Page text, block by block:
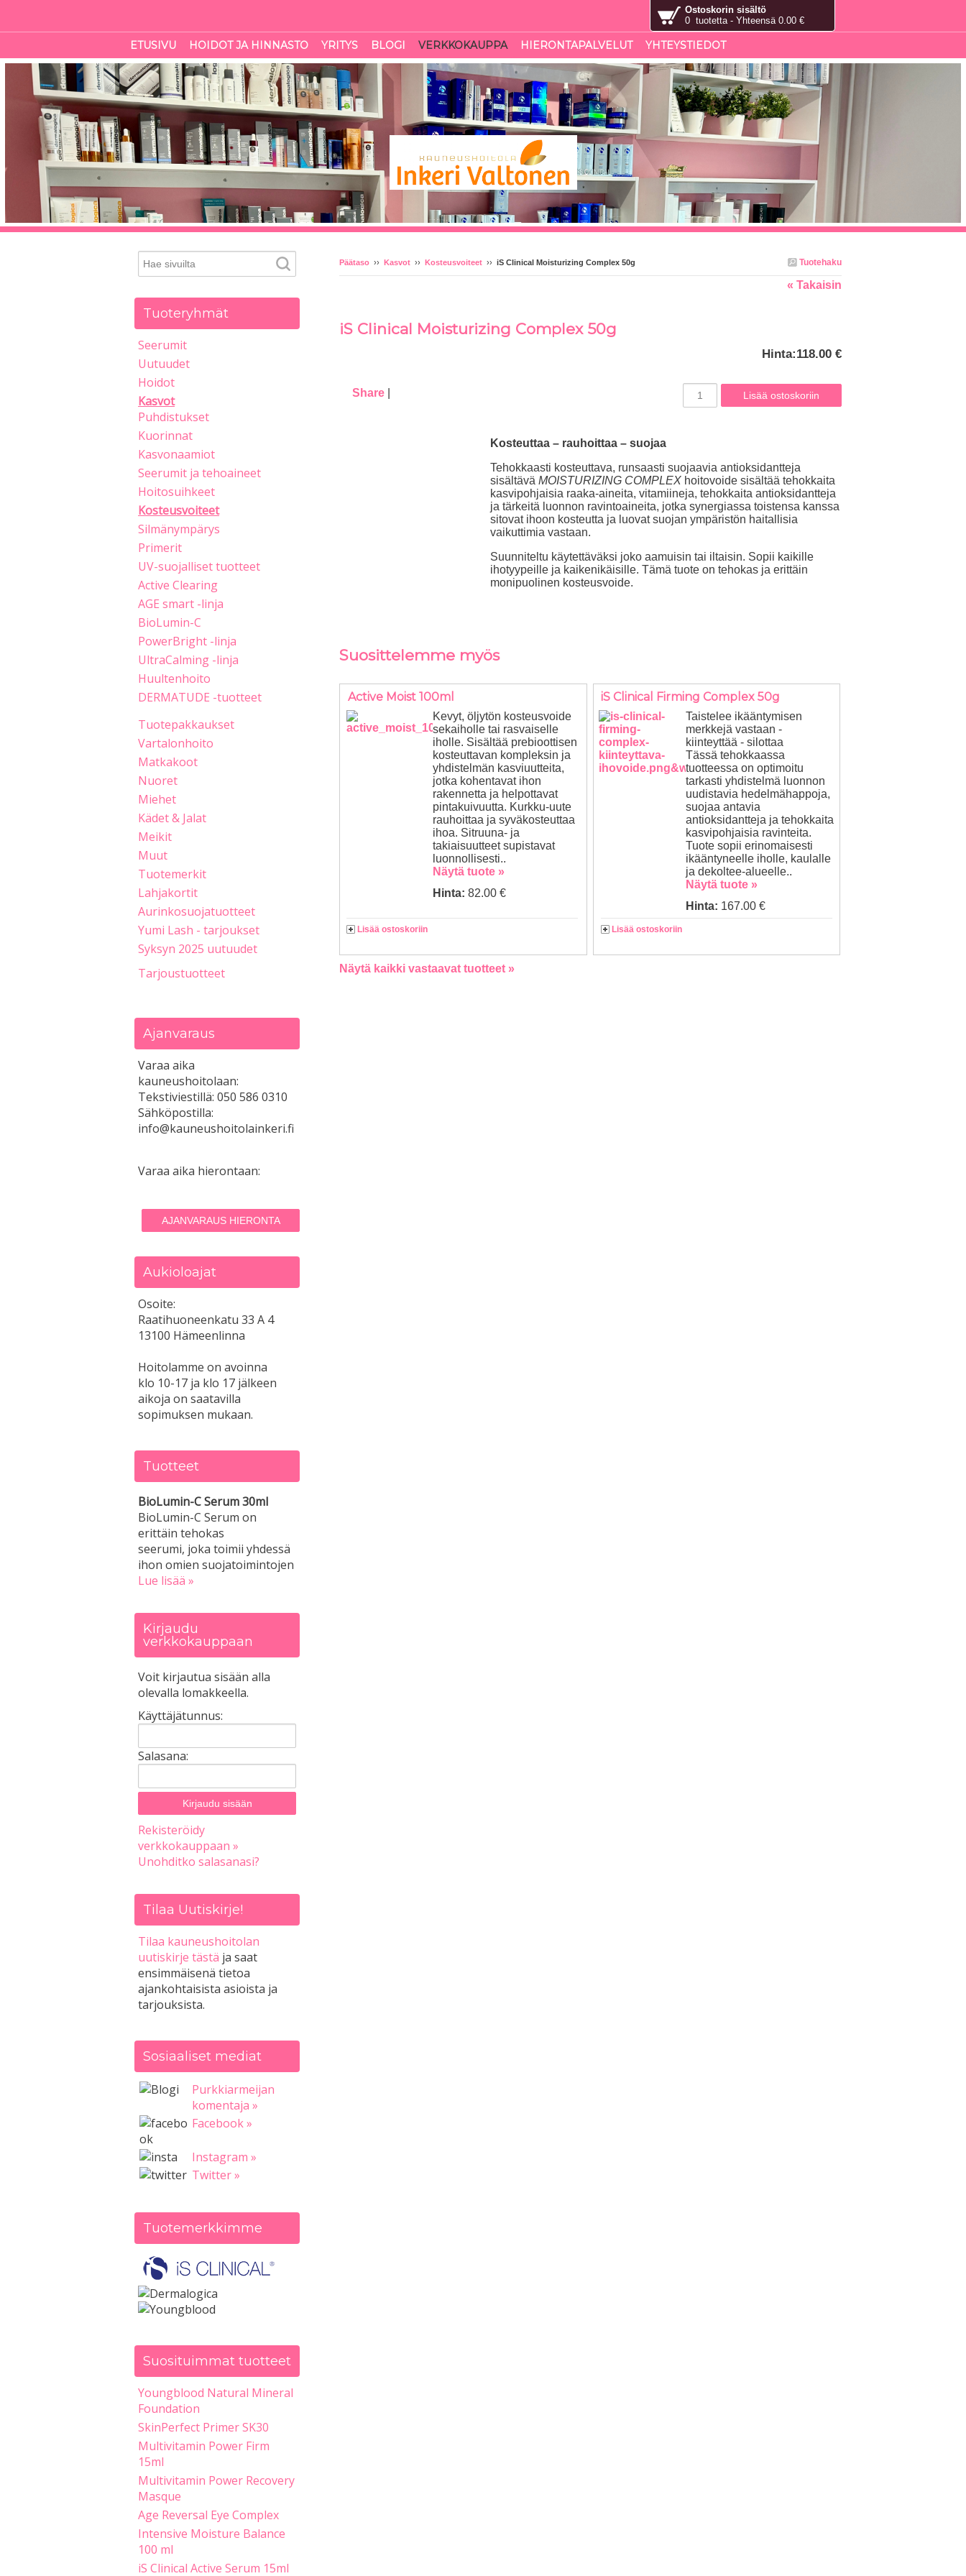
Ostoskorin sisältö
0 tuotetta - Yhteensä 0.00 €
ETUSIVU HOIDOT JA HINNASTO YRITYS BLOGI VERKKOKAUPPA HIERONTAPALVELUT YHTEYSTIEDOT
Tuotehaku
Päätaso ›› Kasvot ›› Kosteusvoiteet ›› iS Clinical Moisturizing Complex 50g
« Takaisin
iS Clinical Moisturizing Complex 50g
Share
Hinta:118.00 €
Kosteuttaa – rauhoittaa – suojaa
Tehokkaasti kosteuttava, runsaasti suojaavia antioksidantteja
sisältävä MOISTURIZING COMPLEX hoitovoide sisältää tehokkaita
kasvipohjaisia raaka-aineita, vitamiineja, tehokkaita antioksidantteja
ja tärkeitä luonnon ravintoaineita, jotka synergiassa toistensa kanssa
sitovat ihoon kosteutta ja luovat suojan ympäristön haitallisia
vaikuttimia vastaan.
Suunniteltu käytettäväksi joko aamuisin tai iltaisin. Sopii kaikille
ihotyypeille ja kaikenikäisille. Tämä tuote on tehokas ja erittäin
monipuolinen kosteusvoide.
Suosittelemme myös
Active Moist 100ml
Kevyt, öljytön kosteusvoide
sekaiholle tai rasvaiselle
iholle. Sisältää prebioottisen
kosteuttavan kompleksin ja
yhdistelmän kasviuutteita,
jotka kohentavat ihon
rakennetta ja helpottavat
pintakuivuutta. Kurkku-uute
rauhoittaa ja syväkosteuttaa
ihoa. Sitruuna- ja
takiaisuutteet supistavat
luonnollisesti..
Näytä tuote »
Hinta: 82.00 €
Lisää ostoskoriin
iS Clinical Firming Complex 50g
Taistelee ikääntymisen
merkkejä vastaan -
kiinteyttää - silottaa
Tässä tehokkaassa
tuotteessa on optimoitu
tarkasti yhdistelmä luonnon
uudistavia hedelmähappoja,
suojaa antavia
antioksidantteja ja tehokkaita
kasvipohjaisia ravinteita.
Tuote sopii erinomaisesti
ikääntyneelle iholle, kaulalle
ja dekoltee-alueelle..
Näytä tuote »
Hinta: 167.00 €
Lisää ostoskoriin
Näytä kaikki vastaavat tuotteet »
Tuoteryhmät
Seerumit
Uutuudet
Hoidot
Kasvot
Puhdistukset
Kuorinnat
Kasvonaamiot
Seerumit ja tehoaineet
Hoitosuihkeet
Kosteusvoiteet
Silmänympärys
Primerit
UV-suojalliset tuotteet
Active Clearing
AGE smart -linja
BioLumin-C
PowerBright -linja
UltraCalming -linja
Huultenhoito
DERMATUDE -tuotteet
Tuotepakkaukset
Vartalonhoito
Matkakoot
Nuoret
Miehet
Kädet & Jalat
Meikit
Muut
Tuotemerkit
Lahjakortit
Aurinkosuojatuotteet
Yumi Lash - tarjoukset
Syksyn 2025 uutuudet
Tarjoustuotteet
Ajanvaraus
Varaa aika
kauneushoitolaan:
Tekstiviestillä: 050 586 0310
Sähköpostilla:
info@kauneushoitolainkeri.fi
Varaa aika hierontaan:
AJANVARAUS HIERONTA
Aukioloajat
Osoite:
Raatihuoneenkatu 33 A 4
13100 Hämeenlinna
Hoitolamme on avoinna
klo 10-17 ja klo 17 jälkeen
aikoja on saatavilla
sopimuksen mukaan.
Tuotteet
BioLumin-C Serum 30ml
BioLumin-C Serum on
erittäin tehokas
seerumi, joka toimii yhdessä
ihon omien suojatoimintojen
Lue lisää »
Kirjaudu
verkkokauppaan
Voit kirjautua sisään alla
olevalla lomakkeella.
Käyttäjätunnus:
Salasana:
Rekisteröidy
verkkokauppaan »
Unohditko salasanasi?
Tilaa Uutiskirje!
Tilaa kauneushoitolan
uutiskirje tästä ja saat
ensimmäisenä tietoa
ajankohtaisista asioista ja
tarjouksista.
Sosiaaliset mediat
Purkkiarmeijan
komentaja »
Facebook »
Instagram »
Twitter »
Tuotemerkkimme
Suosituimmat tuotteet
Youngblood Natural Mineral
Foundation
SkinPerfect Primer SK30
Multivitamin Power Firm
15ml
Multivitamin Power Recovery
Masque
Age Reversal Eye Complex
Intensive Moisture Balance
100 ml
iS Clinical Active Serum 15ml